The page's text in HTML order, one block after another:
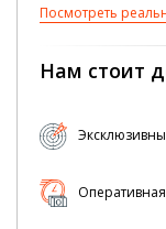
Посмотреть
Нам стоит